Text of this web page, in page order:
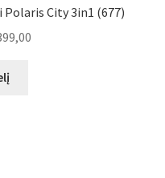
City 3in1 (677)